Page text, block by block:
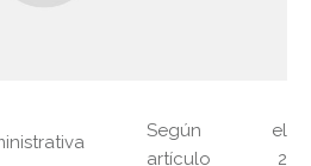
Según el
artículo 2